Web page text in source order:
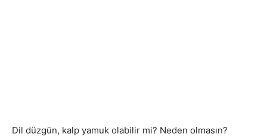
Dil düzgün, kalp yamuk olabilir mi? Neden olmasın?